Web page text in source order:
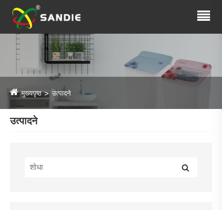
मुख्यपृष्ठ उत्पादने
उत्पादने